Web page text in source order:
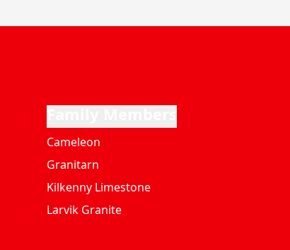
Cameleon
Granitarn
Kilkenny Limestone
Larvik Granite